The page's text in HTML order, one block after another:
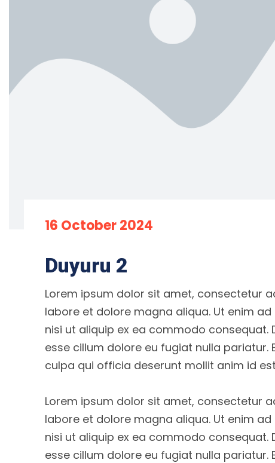
16 October 2024
Duyuru 2
Lorem ipsum dolor sit amet, consectetur
labore et dolore magna aliqua. Ut enim
nisi ut aliquip ex ea commodo consequat.
esse cillum dolore eu fugiat nulla
culpa qui officia deserunt mollit anim id
Lorem ipsum dolor sit amet, consectetur
labore et dolore magna aliqua. Ut enim
nisi ut aliquip ex ea commodo consequat.
esse cillum dolore eu fugiat nulla